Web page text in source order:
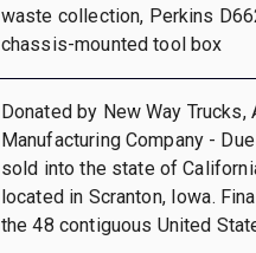
waste collection, Perkins
chassis-mounted tool box
Donated by New Way
Manufacturing Company -
sold into the state of
located in Scranton, Iowa.
the 48 contiguous United